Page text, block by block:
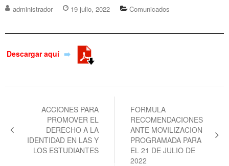
administrador 19 julio, 2022 Comunicados
Descargar aquí ➡️
entradas
ACCIONES PARA
PROMOVER EL
DERECHO A LA
IDENTIDAD EN LAS Y
LOS ESTUDIANTES
FORMULA
RECOMENDACIONES
ANTE MOVILIZACION
PROGRAMADA PARA
EL 21 DE JULIO DE
2022